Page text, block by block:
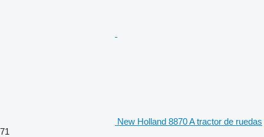
New Holland 8870 A tractor de ruedas
71